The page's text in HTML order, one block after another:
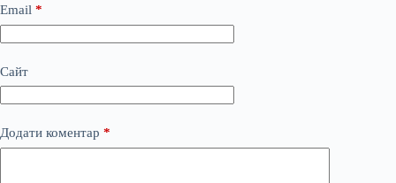
Email *
Сайт
Додати коментар *